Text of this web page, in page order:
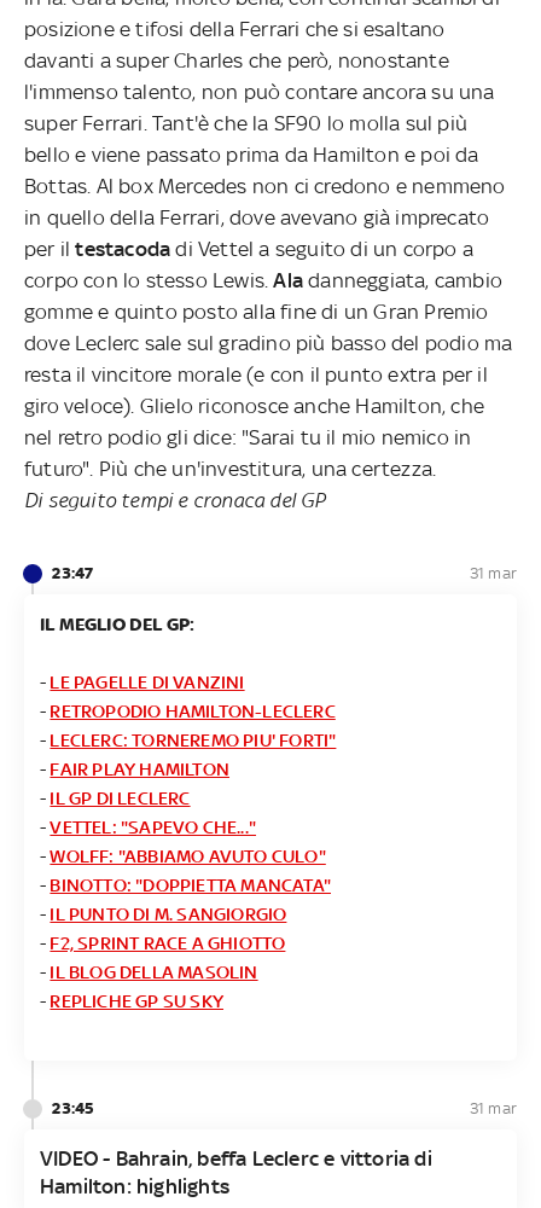
posizione e tifosi della Ferrari che si esaltano
davanti a super Charles che però, nonostante
l'immenso talento, non può contare ancora su una
super Ferrari. Tant'è che la SF90 lo molla sul più
bello e viene passato prima da Hamilton e poi da
Bottas. Al box Mercedes non ci credono e nemmeno
in quello della Ferrari, dove avevano già imprecato
per iltestacoda di Vettel a seguito di un corpo a
corpo con lo stesso Lewis.Ala danneggiata, cambio
gomme e quinto posto alla fine di un Gran Premio
dove Leclerc sale sul gradino più basso del podio ma
resta il vincitore morale (e con il punto extra per il
giro veloce). Glielo riconosce anche Hamilton, che
nel retro podio gli dice: "Sarai tu il mio nemico in
futuro". Più che un'investitura, una certezza.
Di seguito tempi e cronaca del GP
23:47 31 mar
IL MEGLIO DEL GP:
- LE PAGELLE DI VANZINI
- RETROPODIO HAMILTON-LECLERC
- LECLERC: TORNEREMO PIU' FORTI"
- FAIR PLAY HAMILTON
- IL GP DI LECLERC
-VETTEL: "SAPEVO CHE..."
-WOLFF: "ABBIAMO AVUTO CULO"
- BINOTTO: "DOPPIETTA MANCATA"
- IL PUNTO DI M. SANGIORGIO
- F2, SPRINT RACE A GHIOTTO
- IL BLOG DELLA MASOLIN
- REPLICHE GP SU SKY
23:45 31 mar
VIDEO - Bahrain, beffa Leclerc e vittoria di
Hamilton: highlights